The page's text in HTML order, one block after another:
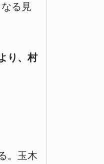
る見
り、村
。玉木